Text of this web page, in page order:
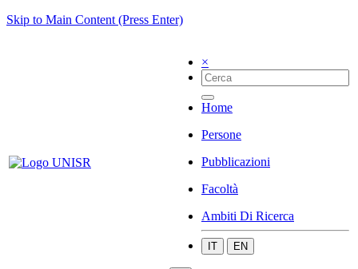
Skip to Main Content (Press Enter)
×
Home
Persone
Pubblicazioni
Facoltà
Ambiti Di Ricerca
IT EN